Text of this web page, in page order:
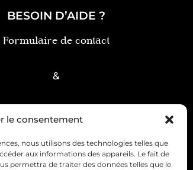
le consentement
nous utilisons des technologies telles que
aux informations des appareils. Le fait de
permettra de traiter des données telles que le
BESOIN D’AIDE ?
Formulaire de contact
&